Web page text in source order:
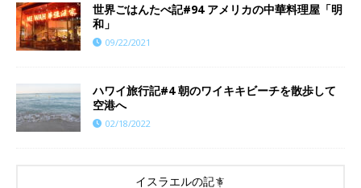
世界ごはんたべ記#94 アメリカの中華料理屋「明
和」
09/22/2021
ハワイ旅行記#4 朝のワイキキビーチを散歩して
空港へ
02/18/2022
イスラエルの記事